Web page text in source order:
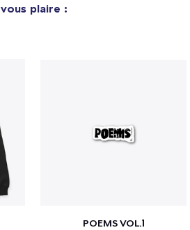
vous plaire :
POEMS VOL.1